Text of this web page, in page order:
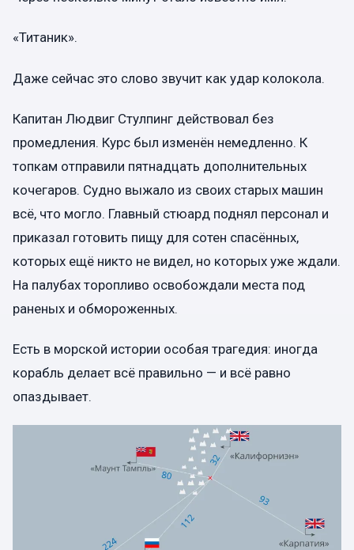
«Титаник».
Даже сейчас это слово звучит как удар колокола.
Капитан Людвиг Стулпинг действовал без
промедления. Курс был изменён немедленно. К
топкам отправили пятнадцать дополнительных
кочегаров. Судно выжало из своих старых машин
всё, что могло. Главный стюард поднял персонал и
приказал готовить пищу для сотен спасённых,
которых ещё никто не видел, но которых уже ждали.
На палубах торопливо освобождали места под
раненых и обмороженных.
Есть в морской истории особая трагедия: иногда
корабль делает всё правильно — и всё равно
опаздывает.